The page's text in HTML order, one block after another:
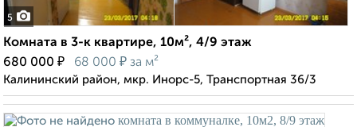
5
Комната в 3-к квартире, 10м², 4/9 этаж
680 000 ₽ 68 000 ₽ за м²
Калининский район, мкр. Инорс-5, Транспортная 36/3